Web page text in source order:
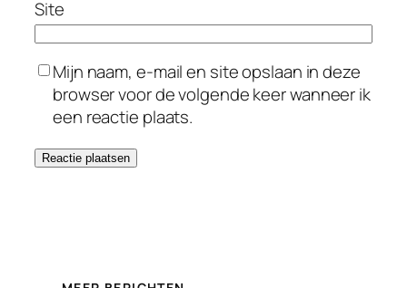
Site
Mijn naam, e-mail en site opslaan in deze
browser voor de volgende keer wanneer ik
een reactie plaats.